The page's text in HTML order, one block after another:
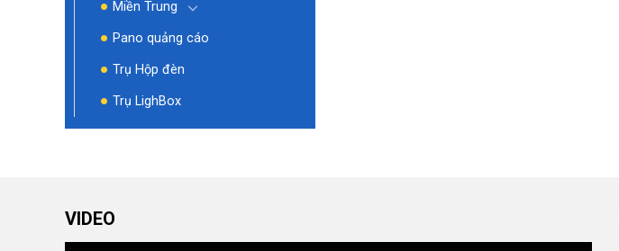
Miền Trung
Pano quảng cáo
Trụ Hộp đèn
Trụ LighBox
VIDEO